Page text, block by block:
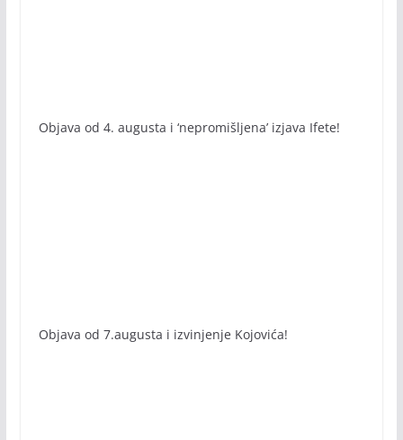
Objava od 4. augusta i ‘nepromišljena’ izjava Ifete!
Objava od 7.augusta i izvinjenje Kojovića!